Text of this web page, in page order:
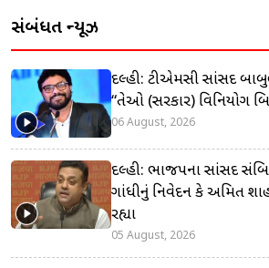
સંબંધિત ન્યૂઝ
દિલ્હી: ટીએમસી સાંસદ
“તેઓ (સરકાર) વિનિયોગ
06 August, 2026
દિલ્હી: ભાજપના સાંસદ
ગાંધીનું નિવેદન કે અમિત
રહ્યા
05 August, 2026